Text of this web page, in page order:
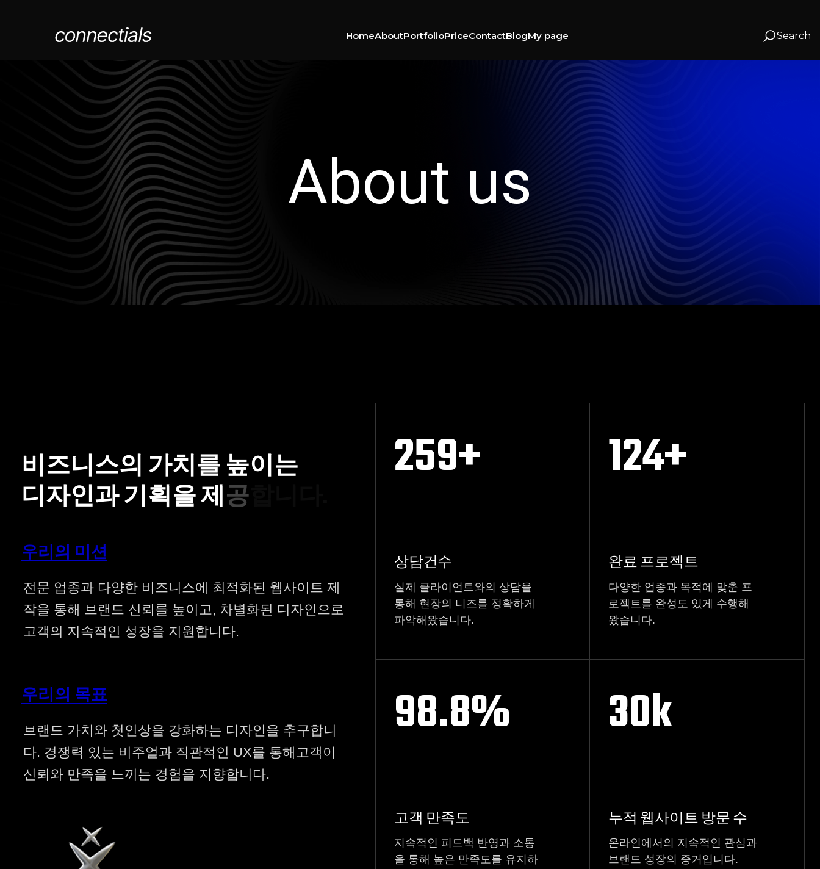
HomeAboutPortfolioPriceContactBlogMy page Search
About us
비즈니스의 가치를높이는
디자인과기획을제공
우리의 미션
전문 업종과 다양한 비즈니스에 최적화된 웹사이트 제
작을 통해 브랜드 신뢰를 높이고, 차별화된 디자인으로
고객의 지속적인 성장을 지원합니다.
우리의 목표
브랜드 가치와 첫인상을 강화하는 디자인을 추구합니
다. 경쟁력 있는 비주얼과 직관적인 UX를 통해고객이
신뢰와 만족을 느끼는 경험을 지향합니다.
259+
상담건수
실제 클라이언트와의 상담을
통해 현장의 니즈를 정확하게
파악해왔습니다.
124+
완료 프로젝트
다양한 업종과 목적에 맞춘 프
로젝트를 완성도 있게 수행해
왔습니다.
98.8%
고객 만족도
지속적인 피드백 반영과 소통
을 통해 높은 만족도를 유지하
30k
누적 웹사이트 방문 수
온라인에서의 지속적인 관심과
브랜드 성장의 증거입니다.